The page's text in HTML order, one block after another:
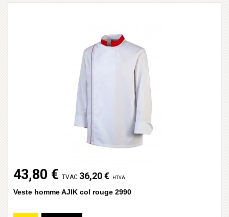
43,80 € TVAC 36,20 € HTVA
Veste homme AJIK col rouge 2990